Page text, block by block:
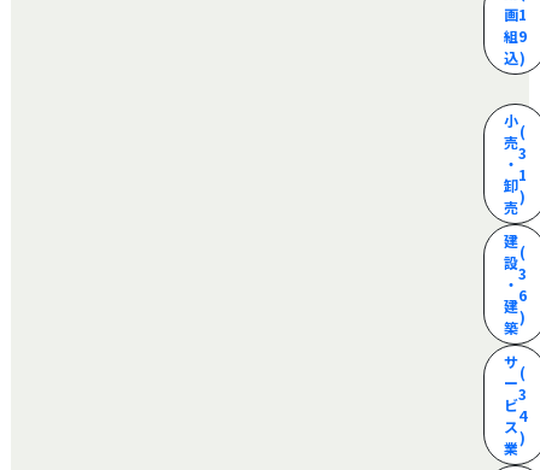
画
組
込
1
9
)
小
売
・
卸
売
(
3
1
)
建
設
・
建
築
(
3
6
)
サ
ー
ビ
ス
業
(
3
4
)